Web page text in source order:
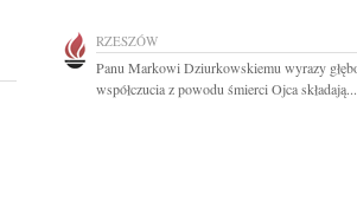
RZESZÓW
Panu Markowi Dziurkowskiemu wyrazy
współczucia z powodu śmierci Ojca składają...